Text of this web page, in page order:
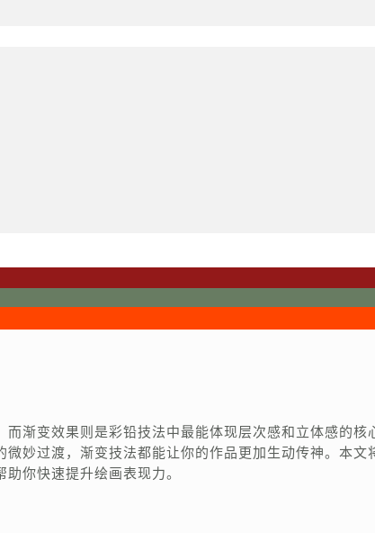
渐变效果则是彩铅技法中最能体现层次感和立体感的核
妙过渡，渐变技法都能让你的作品更加生动传神。本文
你快速提升绘画表现力。